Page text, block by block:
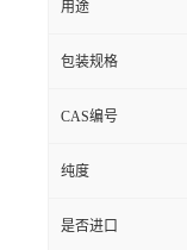
用途
包装规格
CAS编号
纯度
是否进口